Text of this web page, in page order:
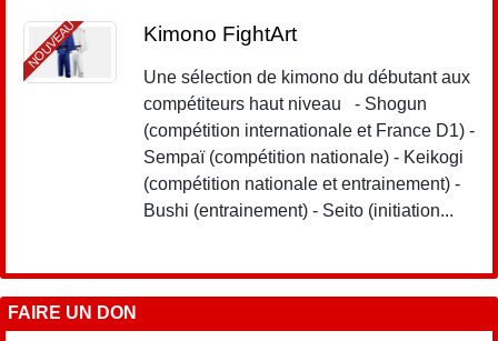
NOUVEAU Kimono FightArt
Une sélection de kimono du débutant aux
compétiteurs haut niveau - Shogun
(compétition internationale et France D1) -
Sempaï (compétition nationale) - Keikogi
(compétition nationale et entrainement) -
Bushi (entrainement) - Seito (initiation...
FAIRE UN DON